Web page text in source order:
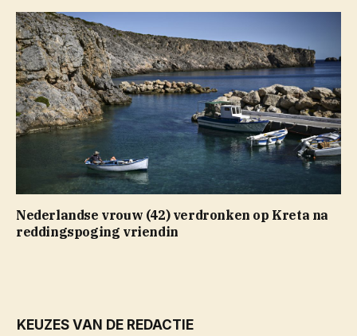
Nederlandse vrouw (42) verdronken op Kreta na
reddingspoging vriendin
KEUZES VAN DE REDACTIE